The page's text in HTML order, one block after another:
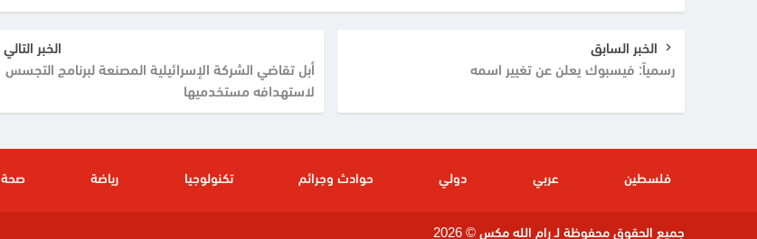
الخبر السابق
رسمياً: فيسبوك يعلن عن تغيير اسمه
الخبر التالي
أبل تقاضي الشركة الإسرائيلية المصنعة لبرنامج التجسس
لاستهدافه مستخدميها
فلسطين عربي دولي حوادث وجرائم تكنولوجيا رياضة صحة
جميع الحقوق محفوظة لـ رام الله مكس © 2026